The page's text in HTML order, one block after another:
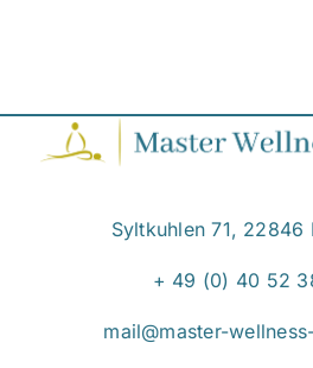
Syltkuhlen 71, 22846
+ 49 (0) 40 52
mail@master-